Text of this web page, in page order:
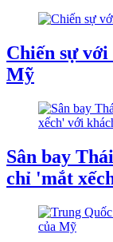
Chiến sự
Mỹ
Sân bay
chỉ 'mắt